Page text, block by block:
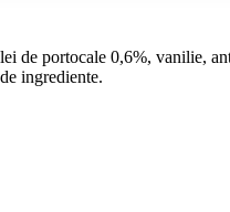
de portocale 0,6%, vanilie,
ingrediente.